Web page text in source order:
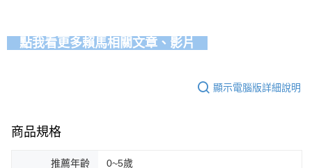
點我看更多賴馬相關文章、影片
顯示電腦版詳細說明
商品規格
推薦年齡 0~5歲